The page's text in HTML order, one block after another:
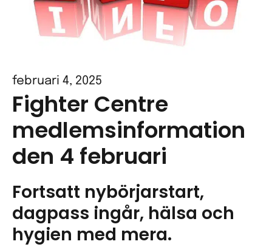
februari 4, 2025
Fighter Centre
medlemsinformation
den 4 februari
Fortsatt nybörjarstart,
dagpass ingår, hälsa och
hygien med mera.